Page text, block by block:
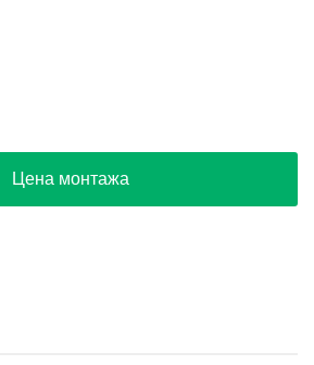
Цена монтажа